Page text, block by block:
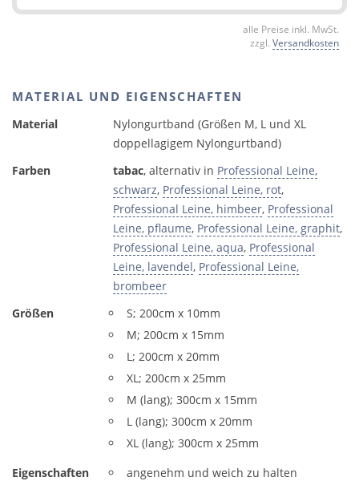
alle Preise inkl. MwSt.
zzgl. Versandkosten
MATERIAL UND EIGENSCHAFTEN
Material
Nylongurtband (Größen M, L und XL
doppellagigem Nylongurtband)
Farben
tabac, alternativ in Professional Leine,
schwarz, Professional Leine, rot,
Professional Leine, himbeer, Professional
Leine, pflaume, Professional Leine, graphit,
Professional Leine, aqua, Professional
Leine, lavendel, Professional Leine,
brombeer
Größen
S; 200cm x 10mm
M; 200cm x 15mm
L; 200cm x 20mm
XL; 200cm x 25mm
M (lang); 300cm x 15mm
L (lang); 300cm x 20mm
XL (lang); 300cm x 25mm
Eigenschaften
angenehm und weich zu halten